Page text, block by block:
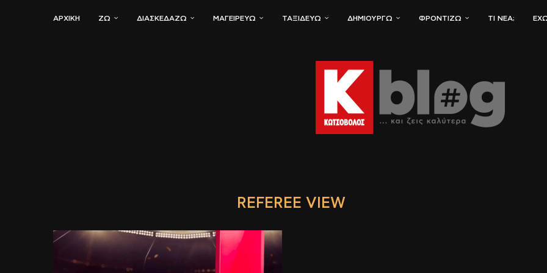
ΑΡΧΙΚΗ ΖΏ ΔΙΑΣΚΕΔΆΖΩ ΜΑΓΕΙΡΕΎΩ ΤΑΞΙΔΕΎΩ ΔΗΜΙΟΥΡΓΏ ΦΡΟΝΤΊΖΩ ΤΙ ΝΈΑ;
REFEREE VIEW